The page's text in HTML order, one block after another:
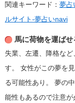
関連キーワード： 夢占
ルサイト-夢占いnavi
馬に荷物を運ばせ
失業、左遷、降格な
す。
女性がこの夢を
る可能性あり。
夢の
能性もあるので注意が